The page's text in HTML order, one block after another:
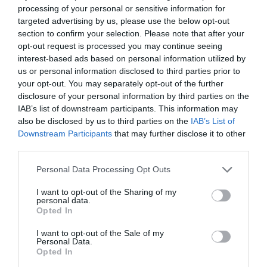
processing of your personal or sensitive information for
targeted advertising by us, please use the below opt-out
section to confirm your selection. Please note that after your
opt-out request is processed you may continue seeing
interest-based ads based on personal information utilized by
us or personal information disclosed to third parties prior to
your opt-out. You may separately opt-out of the further
disclosure of your personal information by third parties on the
IAB’s list of downstream participants. This information may
also be disclosed by us to third parties on the IAB’s List of
Downstream Participants that may further disclose it to other
Please note that this website/app uses one or more Google
not limited to your visit or usage behaviour. You may click to
grant or deny consent to Google and its third-party tags to
use your data for below specified purposes in below Google
consent section.
Personal Data Processing Opt Outs
I want to opt-out of the Sharing of my
personal data.
Opted In
I want to opt-out of the Sale of my
Personal Data.
Opted In
μικρόφωνα επέκτασης (προαιρετικός εξοπλισμός).
Η έξυπνη τεχνολογία μείωσης θορύβου εξασφαλίζει
μια εξαιρετική εμπειρία ήχου.
Το Yealink MeetingBar A40-031 επιτρέπει την
αναβάθμιση στο πιο πρόσφατο λειτουργικό
σύστημα Android 13 και ακολουθώντας τις
αναβαθίσεις του Android διασφαλίζει ότι οι
χρήστες μπορούν να απολαμβάνουν τις πιο
Επιπλέον, το Yealink MeetingBar A40-031 είναι
συμβατό με την πλατφόρμα MDEP της Microsoft,
ενισχύοντας την ασφάλεια και ανάπτυξη. Αυτή η
περιβάλλον και βελτιστοποιημένες διαδικασίες
ανάπτυξης, συμβάλλοντας σε μια πιο ομαλή και